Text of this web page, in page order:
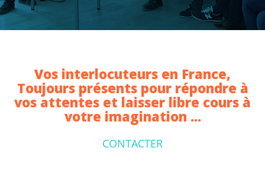
Vos interlocuteurs en France,
Toujours présents pour répondre à
vos attentes et laisser libre cours à
votre imagination ...
CONTACTER